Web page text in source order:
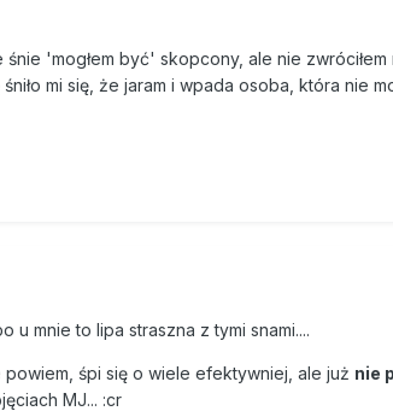
'mogłem być' skopcony, ale nie zwróciłem
mi się, że jaram i wpada osoba, która nie
mnie to lipa straszna z tymi snami....
śpi się o wiele efektywniej, ale już nie
MJ... :cr